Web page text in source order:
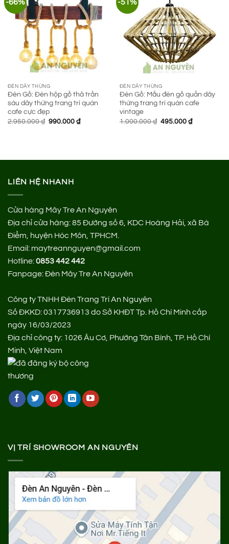
-66%
ĐÈN DÂY THỪNG
Đèn Gỗ: Đèn hộp gỗ thả trần
sáu dây thừng trang trí quán
cafe cực đẹp
2.950.000₫ Giá
990.000 ₫Giá
-51%
ĐÈN DÂY THỪNG
Đèn Gỗ: Mẫu đèn gỗ quấn dây
thừng trang trí quán cafe
vintage
1.000.000₫ Giá
495.000 ₫Giá
LIÊN HỆ NHANH
Cửa hàng Mây Tre An Nguyên
Địa chỉ cửa hàng:85 Đường số 6, KDC Hoàng Hải, xã Bà
Điểm, huyện Hóc Môn, TPHCM.
Email: maytreannguyen@gmail.com
Hotline:0853 442 442
Fanpage:Đèn Mây Tre An Nguyên
Công ty TNHH Đèn Trang Trí An Nguyên
Số ĐKKD: 0317736913 do Sở KHĐT Tp. Hồ Chí Minh cấp
ngày 16/03/2023
Địa chỉ công ty: 1026 Âu Cơ, Phường Tân Bình, TP. Hồ Chí
Minh, Việt Nam
VỊ TRÍ SHOWROOM AN NGUYÊN